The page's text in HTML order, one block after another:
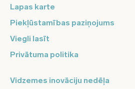
Lapas karte
Piekļūstamības paziņojums
Viegli lasīt
Privātuma politika
Vidzemes inovāciju nedēļa